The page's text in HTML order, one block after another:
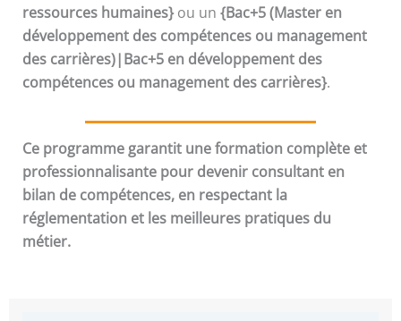
ressources humaines}ou un {Bac+5 (Master en
développement des compétences ou management
des carrières)|Bac+5 en développement des
compétences ou management des carrières}.
Ce programme garantit une formation complète et
professionnalisante pour devenir consultant en
bilan de compétences, en respectant la
réglementation et les meilleures pratiques du
métier.